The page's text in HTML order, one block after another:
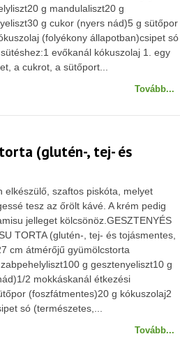
g mandulaliszt20 g
g cukor (nyers nád)5 g sütőpor
(folyékony állapotban)csipet só
evőkanál kókuszolaj 1. egy
a cukrot, a sütőport...
Tovább...
(glutén-, tej- és
elkészülő, szaftos piskóta, melyet
tesz az őrölt kávé. A krém pedig
jelleget kölcsönöz.GESZTENYÉS
TORTA (glutén-, tej- és tojásmentes,
cm átmérőjű gyümölcstorta
g gesztenyeliszt10 g
2 mokkáskanál étkezési
(foszfátmentes)20 g kókuszolaj2
só (természetes,...
Tovább...